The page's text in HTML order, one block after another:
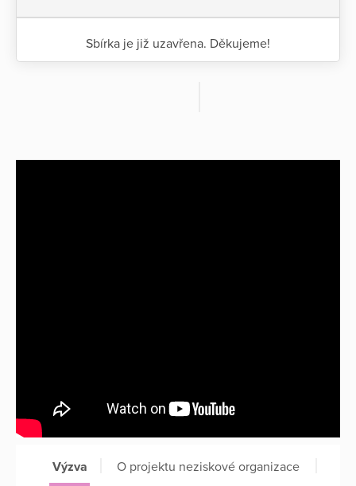
Sbírka je již uzavřena. Děkujeme!
Výzva O projektu neziskové organizace